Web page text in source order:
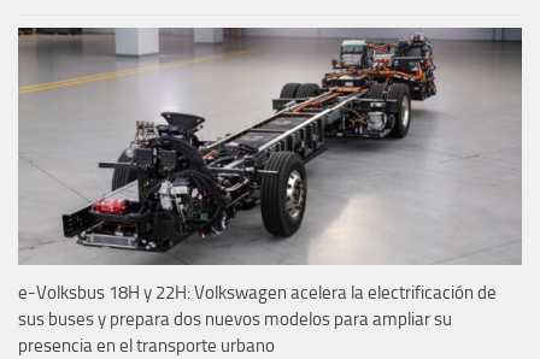
e-Volksbus 18H y 22H: Volkswagen acelera la electrificación de
sus buses y prepara dos nuevos modelos para ampliar su
presencia en el transporte urbano